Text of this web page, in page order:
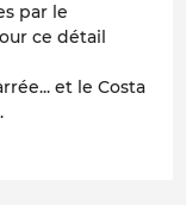
par le
ce détail
et le Costa